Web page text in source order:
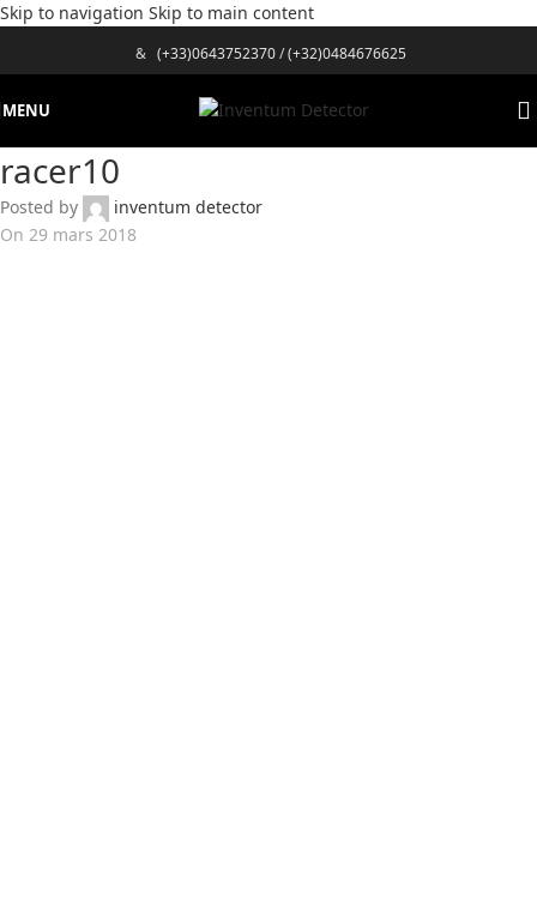
Skip to navigation Skip to main content
& (+33)0643752370/(+32)0484676625
MENU
racer10
Posted by
inventum detector
On 29 mars 2018